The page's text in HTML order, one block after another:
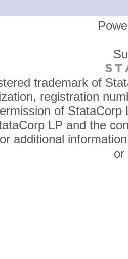
trademark of
registration
of
LP and the
additional
or